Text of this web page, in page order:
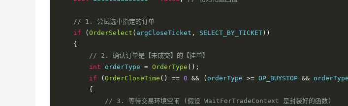
// 1. 尝试选中指定的订单
if
( OrderSelect ( argCloseTicket , SELECT_BY_TICKET ))
{
// 2. 确认订单是【未成交】的【挂单】
int orderType = OrderType ();
if
( OrderCloseTime () == 0 && ( orderType >= OP_BUYSTOP &&
{
// 3. 等待交易环境空闲 (假设 WaitForTradeContext 是封装好的函数)